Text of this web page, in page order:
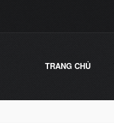
TRANG CHỦ